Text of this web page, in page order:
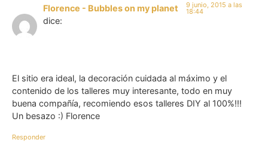
Florence - Bubbles on my planet
dice:
9 junio, 2015 a las
18:44
El sitio era ideal, la decoración cuidada al máximo y el
contenido de los talleres muy interesante, todo en muy
buena compañía, recomiendo esos talleres DIY al 100%!!!
Un besazo :) Florence
Responder